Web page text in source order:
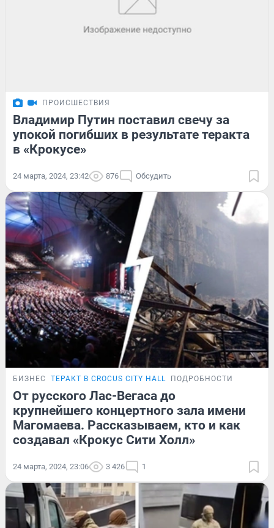
ПРОИСШЕСТВИЯ
Владимир Путин поставил свечу за
упокой погибших в результате теракта
в «Крокусе»
24 марта, 2024, 23:42 876 Обсудить
БИЗНЕС ТЕРАКТ В CROCUS CITY HALL ПОДРОБНОСТИ
От русского Лас-Вегаса до
крупнейшего концертного зала имени
Магомаева. Рассказываем, кто и как
создавал «Крокус Сити Холл»
24 марта, 2024, 23:06 3 426 1